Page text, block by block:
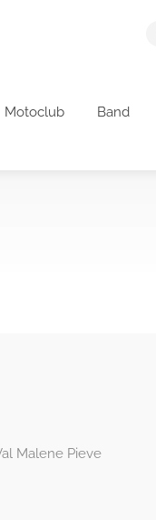
Motoclub Band
Malene Pieve